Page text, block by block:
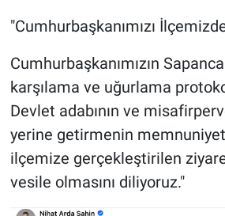
"Cumhurbaşkanımızı
Cumhurbaşkanımızın
karşılama ve uğurlama
Devlet adabının ve
yerine getirmenin
ilçemize gerçekleştirilen
vesile olmasını diliyoruz."